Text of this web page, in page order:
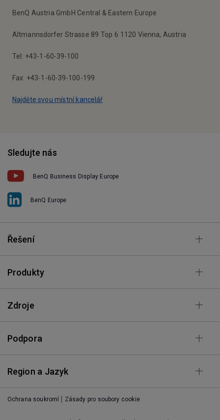
BenQ Austria GmbH Central & Eastern Europe
Altmannsdorfer Strasse 89 Top 6 1120 Vienna, Austria
Tel: +43-1-60-39-100
Fax: +43-1-60-39-100-199
Najděte svou místní kancelář
Sledujte nás
BenQ Business Display Europe
BenQ Europe
Řešení
Produkty
Zdroje
Podpora
Region a Jazyk
Ochrana soukromí Zásady pro soubory cookie